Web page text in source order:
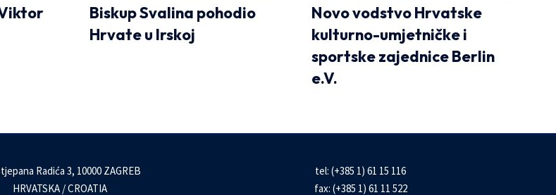
Biskup Svalina pohodio
Hrvate u Irskoj
Novo vodstvo Hrvatske
kulturno-umjetničke i
sportske zajednice Berlin
e.V.
Radića 3, 10000 ZAGREB
HRVATSKA / CROATIA
tel: (+385 1) 61 15 116
fax: (+385 1) 61 11 522